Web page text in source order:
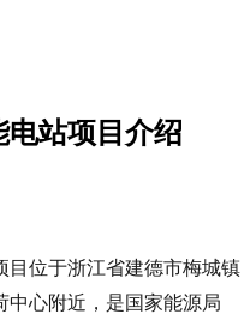
站项目介绍
目位于浙江省建德市梅城镇
中心附近，是国家能源局